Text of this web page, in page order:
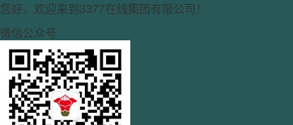
您好，欢迎来到3377在线集团有限公司！
微信公众号